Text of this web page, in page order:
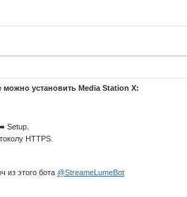
можно установить Media Station X:
Setup.
HTTPS.
из этого бота @StreameLumeBot